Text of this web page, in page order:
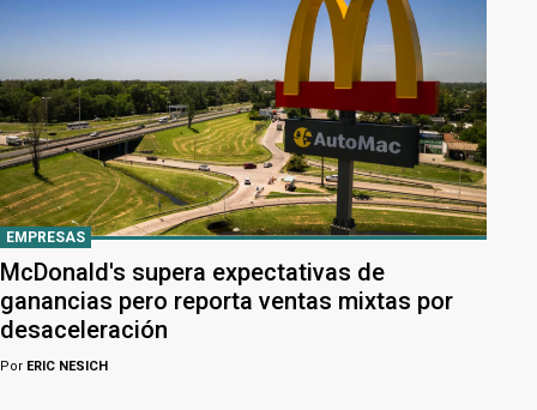
EMPRESAS
McDonald's supera expectativas de
ganancias pero reporta ventas mixtas por
desaceleración
Por ERIC NESICH